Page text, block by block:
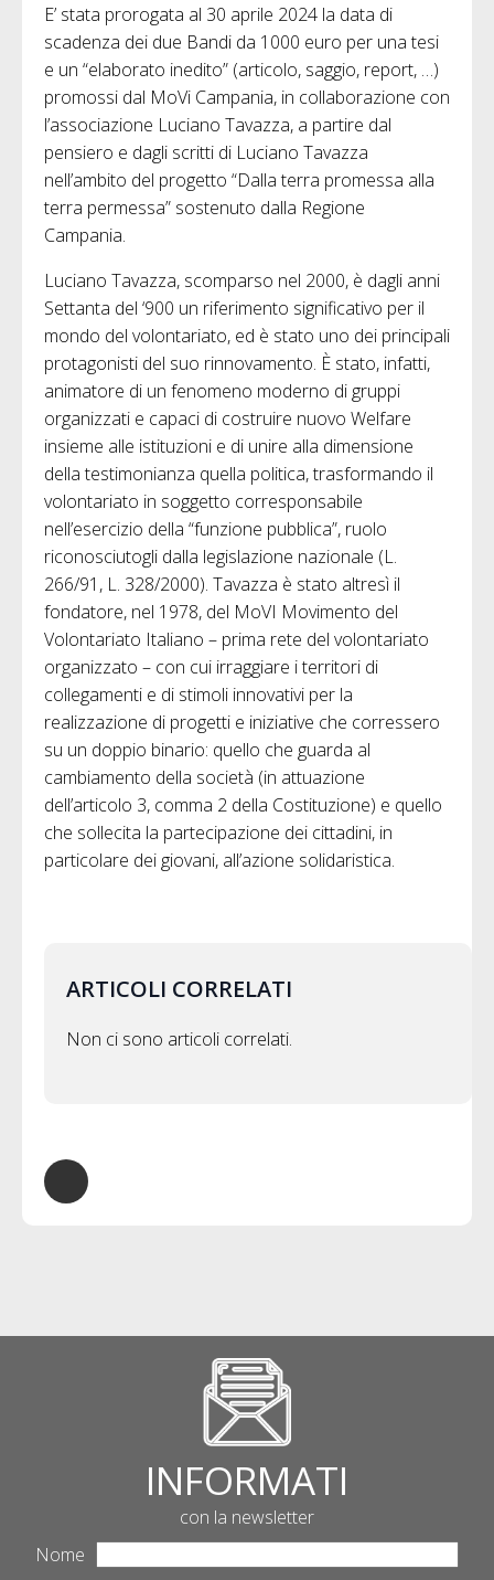
E’ stata prorogata al 30 aprile 2024 la data di
scadenza dei due Bandi da 1000 euro per una tesi
e un “elaborato inedito” (articolo, saggio, report, …)
promossi dal MoVi Campania, in collaborazione con
l’associazione Luciano Tavazza, a partire dal
pensiero e dagli scritti di Luciano Tavazza
nell’ambito del progetto “Dalla terra promessa alla
terra permessa” sostenuto dalla Regione
Campania.
Luciano Tavazza, scomparso nel 2000, è dagli anni
Settanta del ‘900 un riferimento significativo per il
mondo del volontariato, ed è stato uno dei principali
protagonisti del suo rinnovamento. È stato, infatti,
animatore di un fenomeno moderno di gruppi
organizzati e capaci di costruire nuovo Welfare
insieme alle istituzioni e di unire alla dimensione
della testimonianza quella politica, trasformando il
volontariato in soggetto corresponsabile
nell’esercizio della “funzione pubblica”, ruolo
riconosciutogli dalla legislazione nazionale (L.
266/91, L. 328/2000). Tavazza è stato altresì il
fondatore, nel 1978, del MoVI Movimento del
Volontariato Italiano – prima rete del volontariato
organizzato – con cui irraggiare i territori di
collegamenti e di stimoli innovativi per la
realizzazione di progetti e iniziative che corressero
su un doppio binario: quello che guarda al
cambiamento della società (in attuazione
dell’articolo 3, comma 2 della Costituzione) e quello
che sollecita la partecipazione dei cittadini, in
particolare dei giovani, all’azione solidaristica.
ARTICOLI CORRELATI
Non ci sono articoli correlati.
INFORMATI
con la newsletter
Nome